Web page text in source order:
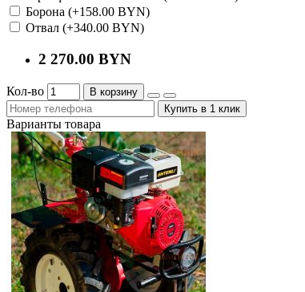
Борона (+158.00 BYN)
Отвал (+340.00 BYN)
2 270.00 BYN
Кол-во
В корзину
Купить в 1 клик
Варианты товара